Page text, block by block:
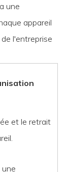
une
appareil
l'entreprise
et le retrait